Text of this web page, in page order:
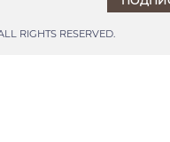
RIGHTS RESERVED.